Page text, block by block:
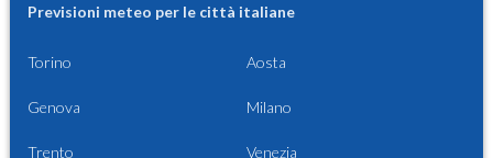
Previsioni meteo per le città italiane
Torino Aosta
Genova Milano
Trento Venezia